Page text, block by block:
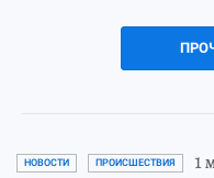
НОВОСТИ ПРОИСШЕСТВИЯ 1